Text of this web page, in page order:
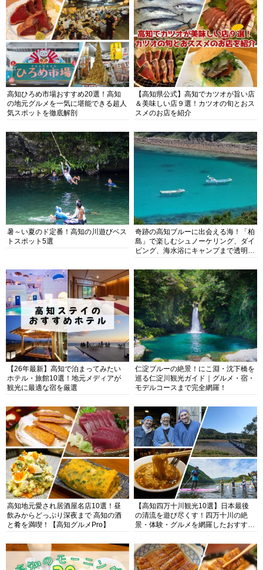
高知ひろめ市場おすすめ20選！高知
の地元グルメを一気に堪能できる超人
気スポットを徹底解剖
【高知県公式】高知でカツオが旨い店
＆美味しい店９選！カツオの旬とおス
スメのお店を紹介
暑～い夏のド定番！高知の川遊びベス
トスポット5選
奇跡の高知ブルーに出会える海！「柏
島」で楽しむシュノーケリング、ダイ
ビング、海水浴にキャンプまで透明度
【26年最新】高知で泊まってみたい
ホテル・旅館10選！地元メディアが
観光に最適な宿を厳選
仁淀ブルーの絶景！にこ淵・沈下橋を
巡る仁淀川観光ガイド｜グルメ・宿・
モデルコースまで完全網羅！
高知地元愛され居酒屋名店10選！昼
飲みからどっぷり深夜まで 高知の酒
と肴を満喫！【高知グルメPro】
【高知四万十川観光10選】日本最後
の清流を遊び尽くす！四万十川の絶
景・体験・グルメを網羅したおすすめ